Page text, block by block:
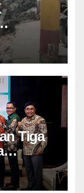
Tiga